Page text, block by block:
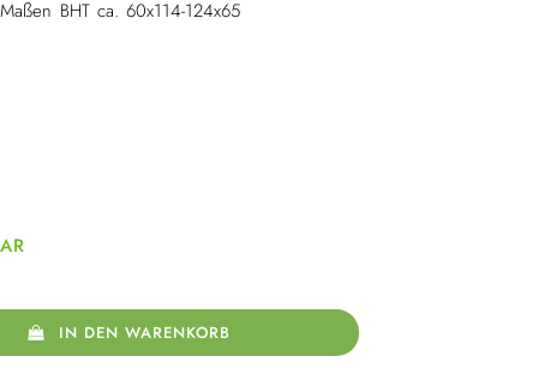
BHT ca. 60x114-124x65
IN DEN WARENKORB